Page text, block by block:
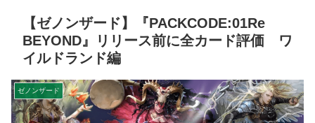
【ゼノンザード】『PACKCODE:01Re
BEYOND』リリース前に全カード評価 ワ
イルドランド編
ゼノンザード